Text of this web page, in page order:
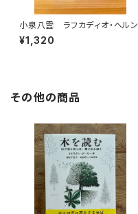
小泉八雲 ラフカディオ・ヘルン
¥1,320
その他の商品